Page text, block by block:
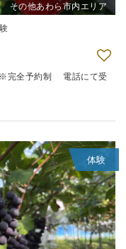
その他あわら市内エリア
完全予約制 電話にて受
体験